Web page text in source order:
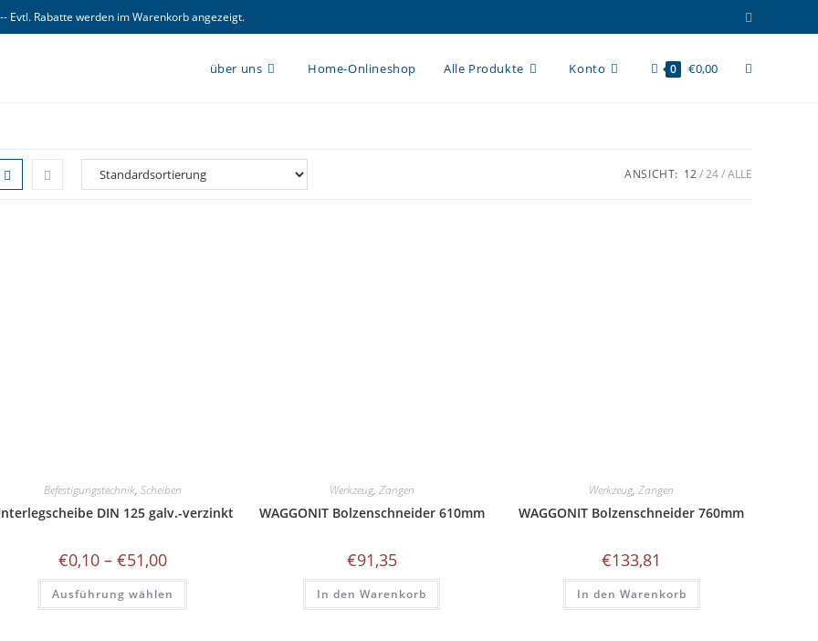
Evtl. Rabatte werden im Warenkorb angezeigt.
über uns Home-Onlineshop Alle Produkte Konto 0 €0,00 Website-
ANSICHT: 12 24 ALLE
Befestigungstechnik, Scheiben
DIN 125 galv.-verzinkt
€0,10 – €51,00Preisspanne:
€0,10
bis
€51,00
Ausführung wählen
Dieses
weist
Werkzeug, Zangen
WAGGONIT Bolzenschneider 610mm
€91,35
In den Warenkorb
Werkzeug,Zangen
WAGGONIT Bolzenschneider 760mm
€133,81
In den Warenkorb